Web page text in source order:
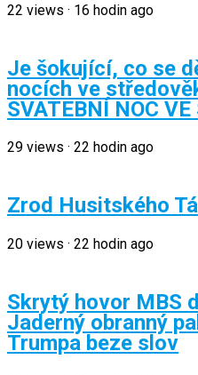
22 views · 16 hodin ago
Je šokující, co se
nocích ve
SVATEBNÍ NOC VE
29 views · 22 hodin ago
Zrod Husitského
20 views · 22 hodin ago
Skrytý hovor MBS
Jaderný obranný
Trumpa beze slov